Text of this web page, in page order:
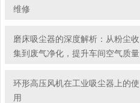
维修
磨床吸尘器的深度解析：从粉尘收
集到废气净化，提升车间空气质量
环形高压风机在工业吸尘器上的使
用